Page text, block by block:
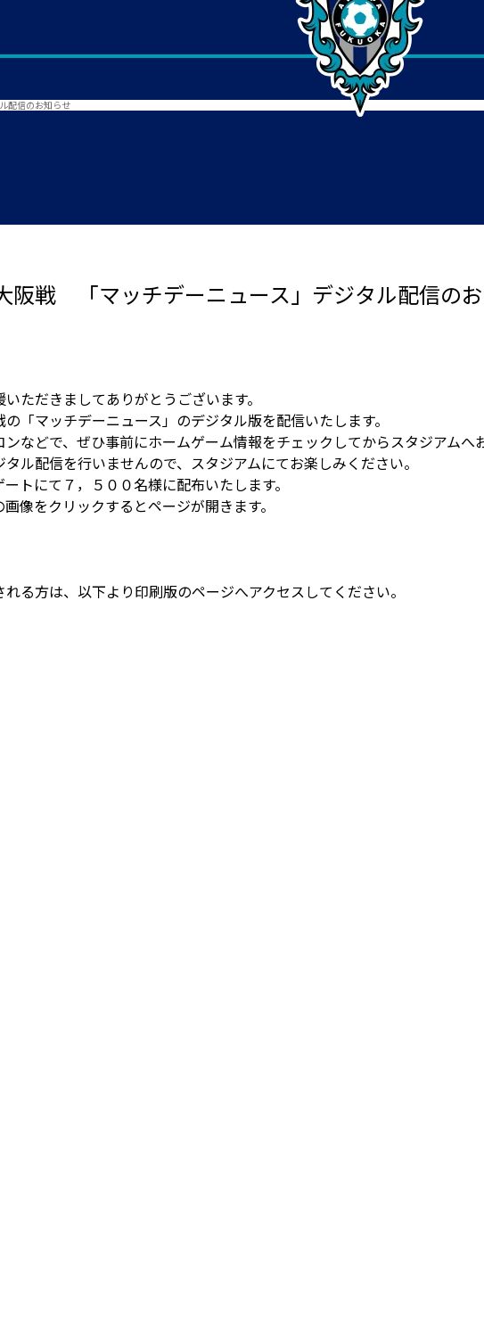
配信のお知らせ
阪戦 「マッチデーニュース」デジタル配信の
ただきましてありがとうございます。
「マッチデーニュース」のデジタル版を配信いたします。
などで、ぜひ事前にホームゲーム情報をチェックしてからスタジアムへ
ル配信を行いませんので、スタジアムにてお楽しみください。
トにて７，５００名様に配布いたします。
像をクリックするとページが開きます。
る方は、以下より印刷版のページへアクセスしてください。